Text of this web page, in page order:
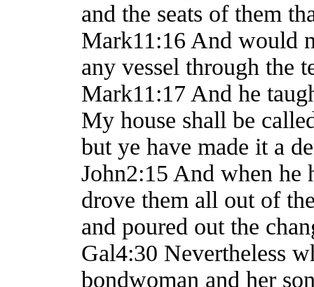
and the seats of them
Mark11:16 And would
any vessel through the
Mark11:17 And he
My house shall be
but ye have made it a
John2:15 And when he
drove them all out of
and poured out the
Gal4:30 Nevertheless
bondwoman and her